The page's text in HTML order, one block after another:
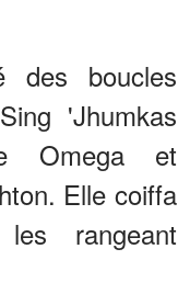
des boucles
'Jhumkas
Omega et
Elle coiffa
rangeant